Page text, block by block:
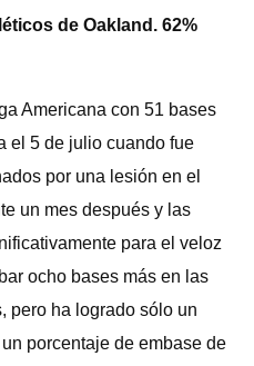
de Oakland. 62%
Americana con 51 bases
el 5 de julio cuando fue
por una lesión en el
un mes después y las
para el veloz
ocho bases más en las
pero ha logrado sólo un
porcentaje de embase de